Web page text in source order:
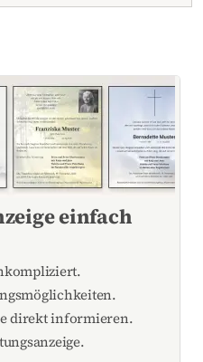
einfach
direkt informieren.